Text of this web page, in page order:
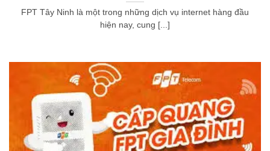
FPT Tây Ninh là một trong những dịch vụ internet hàng đầu
hiện nay, cung [...]